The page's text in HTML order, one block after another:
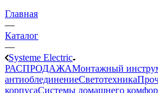
Главная
—
Каталог
—
Systeme Electric
РАСПРОДАЖАМонтажный
антиоблединениеСветотехника
корпусаСистемы домашнего